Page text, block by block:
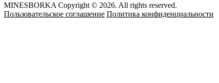
MINESBORKA Copyright © 2026. All rights reserved.
Пользовательское соглашение Политика конфиденциальности